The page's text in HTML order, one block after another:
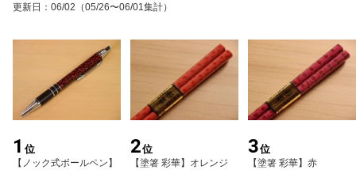
更新日 ： 06/02 （05/26〜06/01集計）
1 位
【ノック式ボールペン】
2位
【塗箸 彩華】オレンジ
3位
【塗箸 彩華】赤